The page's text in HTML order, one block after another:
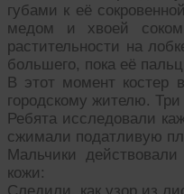
губами к её
медом и хвоей
растительности на
большего, пока её
В этот момент костер
городскому жителю.
Ребята исследовали
сжимали податливую
Мальчики
кожи:
Следили, как узор из